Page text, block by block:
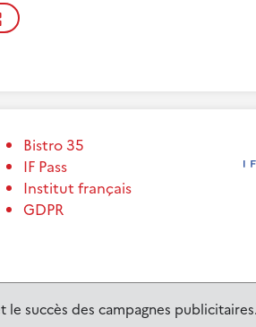
succès des campagnes publicitaires.
Bistro 35
IF Pass
Institut français
GDPR